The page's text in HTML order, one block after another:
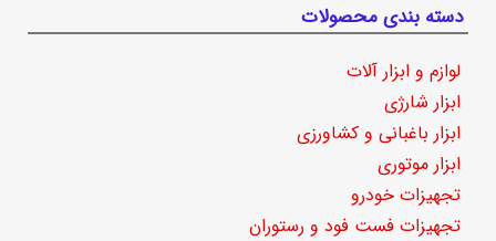
دسته بندی محصولات
لوازم و ابزار آلات
ابزار شارژی
ابزار باغبانی و کشاورزی
ابزار موتوری
تجهیزات خودرو
تجهیزات فست فود و رستوران